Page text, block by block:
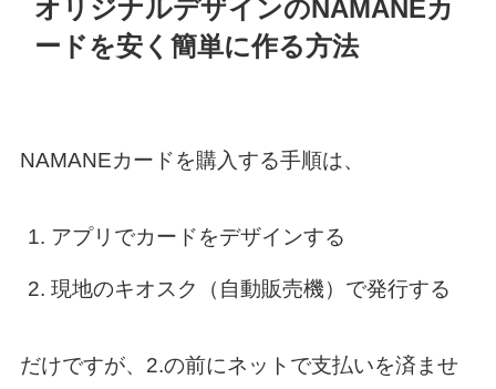
オリジナルデザインのNAMANEカ
ードを安く簡単に作る方法
NAMANEカードを購入する手順は、
アプリでカードをデザインする
現地のキオスク（自動販売機）で発行する
だけですが、2.の前にネットで支払いを済ませ